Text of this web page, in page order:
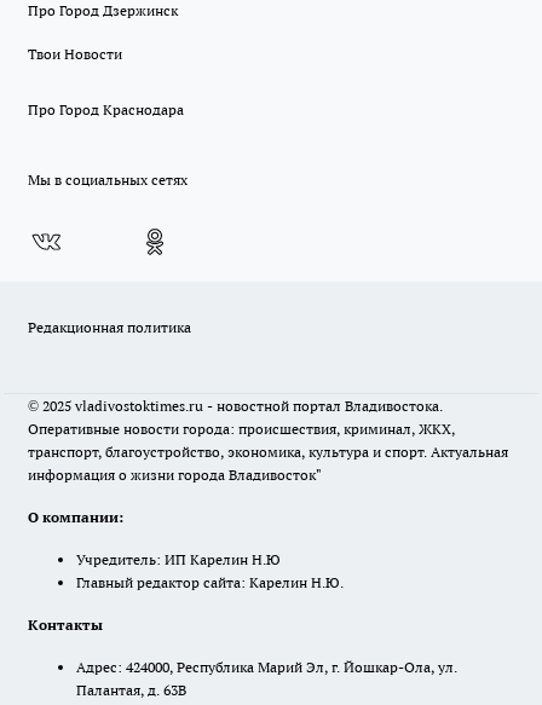
Про Город Дзержинск
Твои Новости
Про Город Краснодара
Мы в социальных сетях
Редакционная политика
© 2025 vladivostoktimes.ru - новостной портал Владивостока.
Оперативные новости города: происшествия, криминал, ЖКХ,
транспорт, благоустройство, экономика, культура и спорт. Актуальная
информация о жизни города Владивосток"
О компании:
Учредитель: ИП Карелин Н.Ю
Главный редактор сайта: Карелин Н.Ю.
Контакты
Адрес: 424000, Республика Марий Эл, г. Йошкар-Ола, ул.
Палантая, д. 63В